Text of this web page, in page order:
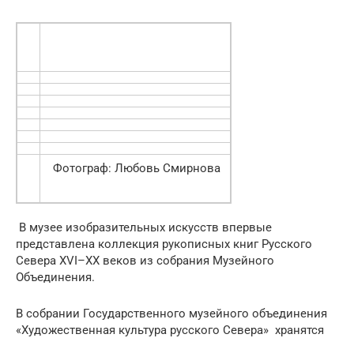
Фотограф: Любовь Смирнова
В музее изобразительных искусств впервые
представлена коллекция рукописных книг Русского
Севера XVI–XX веков из собрания Музейного
Объединения.
В собрании Государственного музейного объединения
«Художественная культура русского Севера» хранятся